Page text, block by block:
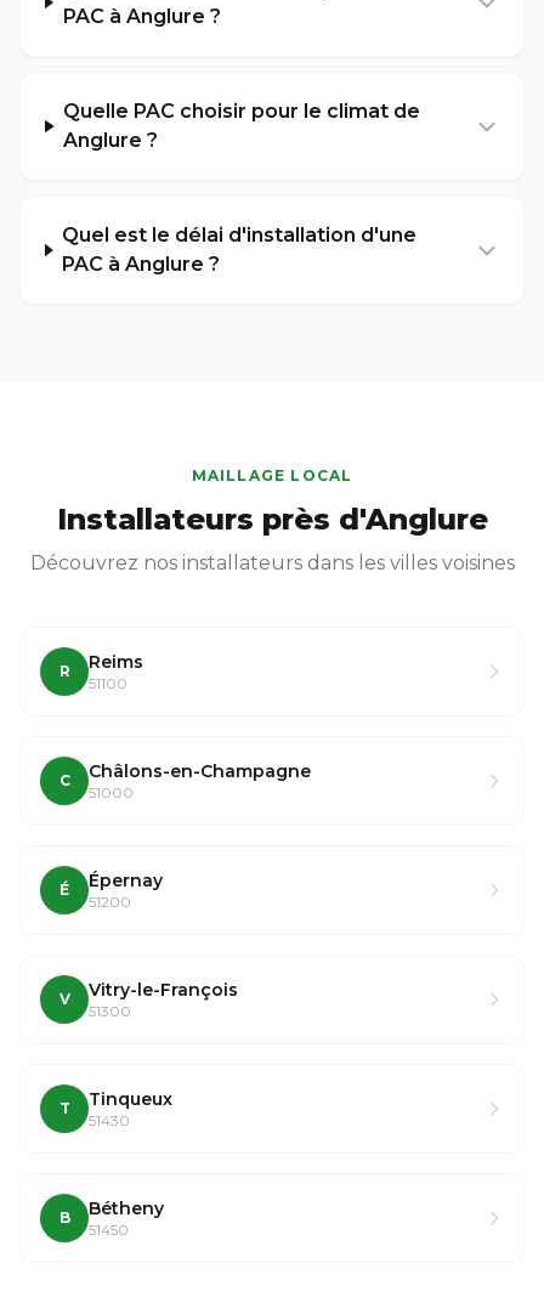
PAC à Anglure ?
Quelle PAC choisir pour le climat de
Anglure ?
Quel est le délai d'installation d'une
PAC à Anglure ?
MAILLAGE LOCAL
Installateurs près d'Anglure
Découvrez nos installateurs dans les villes voisines
R Reims
51100
C Châlons-en-Champagne
51000
É Épernay
51200
V Vitry-le-François
51300
T Tinqueux
51430
B Bétheny
51450